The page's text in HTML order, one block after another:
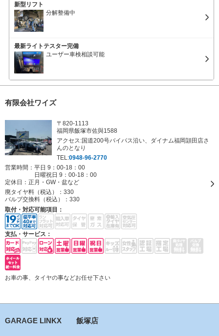
新型リフト
分解整備中
最新ライトテスター完備
ユーザー車検相談可能
有限会社ワイズ
〒820-1113
福岡県飯塚市佐與1588
アクセス:国道200号バイパス沿い、ダイナム福岡頴田店さ
んのとなり
TEL:0948-96-2770
営業時間：平日 9：00-18：00
日曜祝日 9：00-18：00
定休日： 正月・GW・盆など
廃タイヤ料（税込）： 330
バルブ交換料（税込）： 330
取付・対応可能項目：
支払・サービス：
お車の事、タイヤの事などお任せ下さい
GARAGE LINKX 飯塚店